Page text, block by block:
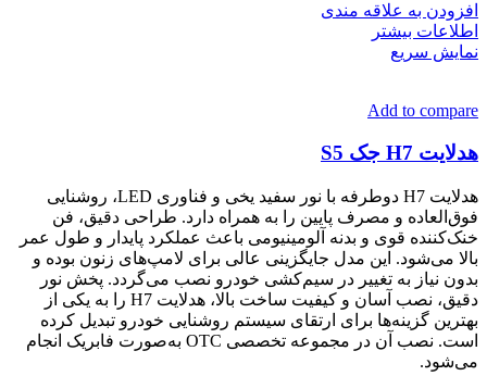
افزودن به علاقه مندی
اطلاعات بیشتر
نمایش سریع
Add to compare
هدلایت H7 جک S5
هدلایت H7 دوطرفه با نور سفید یخی و فناوری LED، روشنایی
فوق‌العاده و مصرف پایین را به همراه دارد. طراحی دقیق، فن
خنک‌کننده قوی و بدنه آلومینیومی باعث عملکرد پایدار و طول عمر
بالا می‌شود. این مدل جایگزینی عالی برای لامپ‌های زنون بوده و
بدون نیاز به تغییر در سیم‌کشی خودرو نصب می‌گردد. پخش نور
دقیق، نصب آسان و کیفیت ساخت بالا، هدلایت H7 را به یکی از
بهترین گزینه‌ها برای ارتقای سیستم روشنایی خودرو تبدیل کرده
است. نصب آن در مجموعه تخصصی OTC به‌صورت فابریک انجام
می‌شود.